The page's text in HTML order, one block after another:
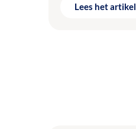
Lees het artikel